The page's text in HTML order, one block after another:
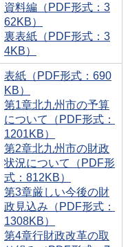
資料編（PDF形式：3
62KB）
裏表紙（PDF形式：3
4KB）
表紙（PDF形式：690
KB）
第1章北九州市の予算
について（PDF形式：
1201KB）
第2章北九州市の財政
状況について（PDF形
式：812KB）
第3章厳しい今後の財
政見込み（PDF形式：
1308KB）
第4章行財政改革の取